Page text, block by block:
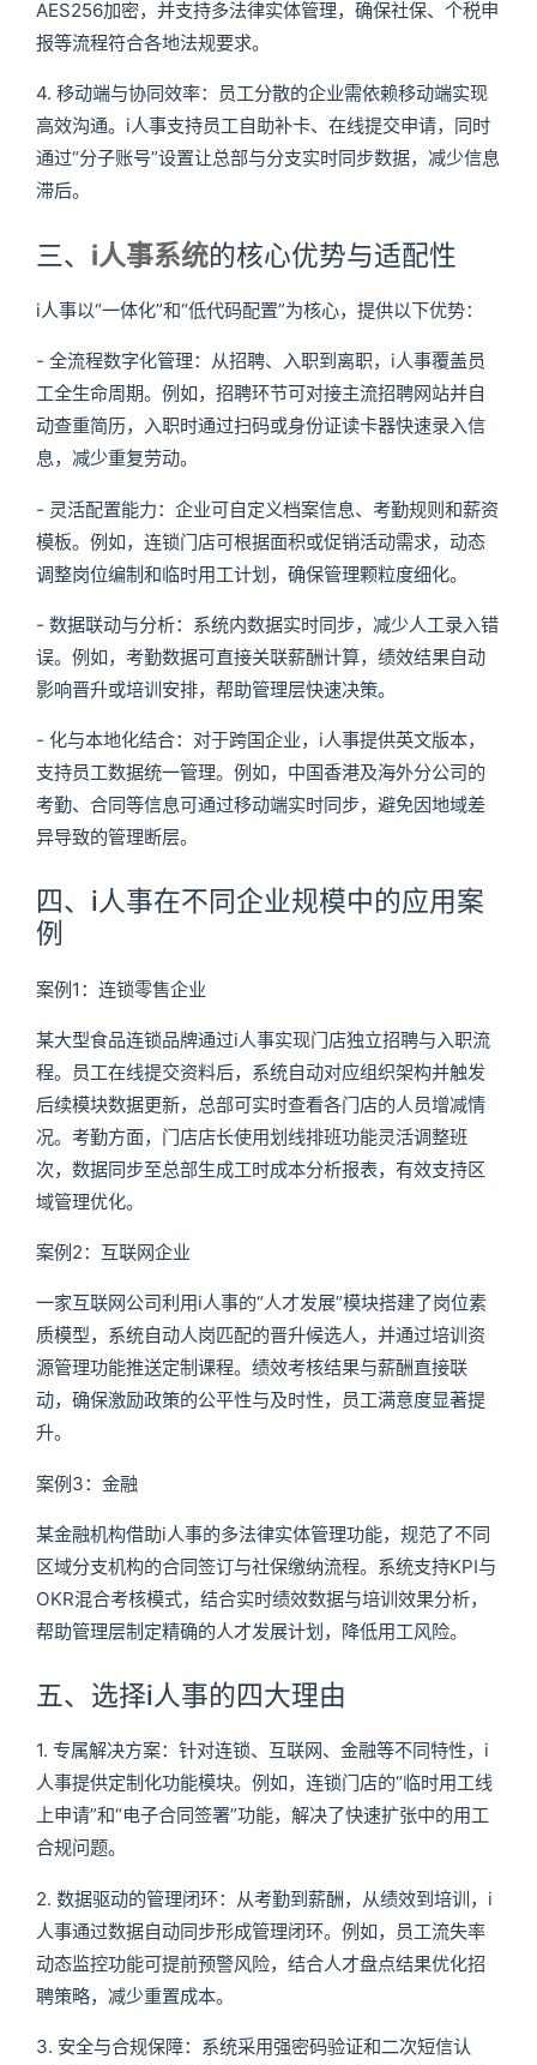
AES256加密，并支持多法律实体管理，确保社保、个税申
报等流程符合各地法规要求。
4. 移动端与协同效率：员工分散的企业需依赖移动端实现
高效沟通。i人事支持员工自助补卡、在线提交申请，同时
通过“分子账号”设置让总部与分支实时同步数据，减少信息
滞后。
三、 i人事系统的核心优势与适配性
i人事以“一体化”和“低代码配置”为核心，提供以下优势：
- 全流程数字化管理：从招聘、入职到离职，i人事覆盖员
工全生命周期。例如，招聘环节可对接主流招聘网站并自
动查重简历，入职时通过扫码或身份证读卡器快速录入信
息，减少重复劳动。
- 灵活配置能力：企业可自定义档案信息、考勤规则和薪资
模板。例如，连锁门店可根据面积或促销活动需求，动态
调整岗位编制和临时用工计划，确保管理颗粒度细化。
- 数据联动与分析：系统内数据实时同步，减少人工录入错
误。例如，考勤数据可直接关联薪酬计算，绩效结果自动
影响晋升或培训安排，帮助管理层快速决策。
- 化与本地化结合：对于跨国企业，i人事提供英文版本，
支持员工数据统一管理。例如，中国香港及海外分公司的
考勤、合同等信息可通过移动端实时同步，避免因地域差
异导致的管理断层。
四、i人事在不同企业规模中的应用案
例
案例1：连锁零售企业
某大型食品连锁品牌通过i人事实现门店独立招聘与入职流
程。员工在线提交资料后，系统自动对应组织架构并触发
后续模块数据更新，总部可实时查看各门店的人员增减情
况。考勤方面，门店店长使用划线排班功能灵活调整班
次，数据同步至总部生成工时成本分析报表，有效支持区
域管理优化。
案例2：互联网企业
一家互联网公司利用i人事的“人才发展”模块搭建了岗位素
质模型，系统自动人岗匹配的晋升候选人，并通过培训资
源管理功能推送定制课程。绩效考核结果与薪酬直接联
动，确保激励政策的公平性与及时性，员工满意度显著提
升。
案例3：金融
某金融机构借助i人事的多法律实体管理功能，规范了不同
区域分支机构的合同签订与社保缴纳流程。系统支持KPI与
OKR混合考核模式，结合实时绩效数据与培训效果分析，
帮助管理层制定精确的人才发展计划，降低用工风险。
五、选择i人事的四大理由
1. 专属解决方案：针对连锁、互联网、金融等不同特性，i
人事提供定制化功能模块。例如，连锁门店的“临时用工线
上申请”和“电子合同签署”功能，解决了快速扩张中的用工
合规问题。
2. 数据驱动的管理闭环：从考勤到薪酬，从绩效到培训，i
人事通过数据自动同步形成管理闭环。例如，员工流失率
动态监控功能可提前预警风险，结合人才盘点结果优化招
聘策略，减少重置成本。
3. 安全与合规保障：系统采用强密码验证和二次短信认